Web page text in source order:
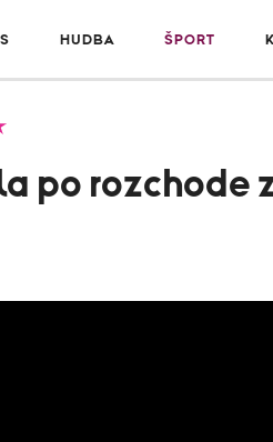
HUDBA ŠPORT
po rozchode